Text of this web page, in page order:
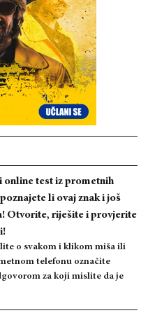
online test iz prometnih
li ovaj znak i još
Otvorite, riješite i provjerite
o svakom i klikom miša ili
telefonu označite
za koji mislite da je